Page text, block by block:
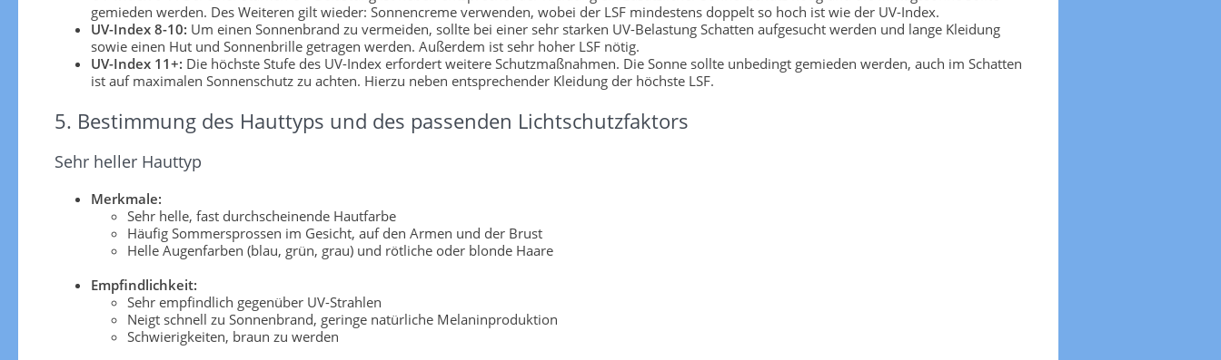
gemieden werden. Des Weiteren gilt wieder: Sonnencreme verwenden, wobei der LSF mindestens doppelt so hoch ist wie der UV-Index.
UV-Index 8-10: Um einen Sonnenbrand zu vermeiden, sollte bei einer sehr starken UV-Belastung Schatten aufgesucht werden und lange Kleidung
sowie einen Hut und Sonnenbrille getragen werden. Außerdem ist sehr hoher LSF nötig.
UV-Index 11+: Die höchste Stufe des UV-Index erfordert weitere Schutzmaßnahmen. Die Sonne sollte unbedingt gemieden werden, auch im Schatten
ist auf maximalen Sonnenschutz zu achten. Hierzu neben entsprechender Kleidung der höchste LSF.
5. Bestimmung des Hauttyps und des passenden Lichtschutzfaktors
Sehr heller Hauttyp
Merkmale:
Sehr helle, fast durchscheinende Hautfarbe
Häufig Sommersprossen im Gesicht, auf den Armen und der Brust
Helle Augenfarben (blau, grün, grau) und rötliche oder blonde Haare
Empfindlichkeit:
Sehr empfindlich gegenüber UV-Strahlen
Neigt schnell zu Sonnenbrand, geringe natürliche Melaninproduktion
Schwierigkeiten, braun zu werden